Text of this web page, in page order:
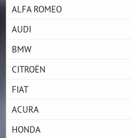
ALFA ROMEO
AUDI
BMW
CITROËN
FIAT
ACURA
HONDA